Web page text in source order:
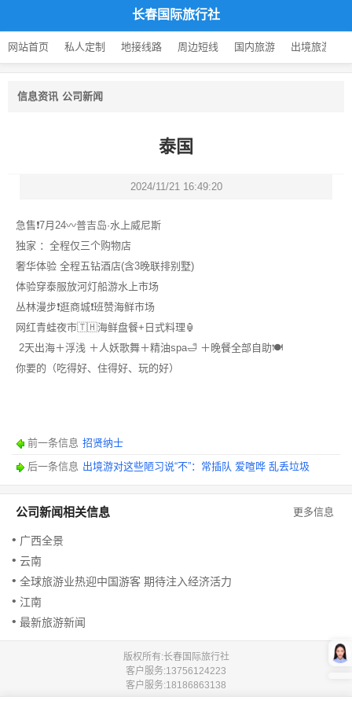
长春国际旅行社
网站首页 私人定制 地接线路 周边短线 国内旅游 出境旅游
信息资讯 公司新闻
泰国
2024/11/21 16:49:20
急售❗️7月24〰️普吉岛·水上威尼斯
独家 ：全程仅三个购物店
奢华体验 全程五钻酒店(含3晚联排别墅)
体验穿泰服放河灯船游水上市场
丛林漫步❗️逛商城❗️班赞海鲜市场
网红青蛙夜市🇹🇭海鲜盘餐+日式料理🏮
2天出海＋浮浅 ＋人妖歌舞＋精油spa🛁 ＋晚餐全部自助🍽️
你要的（吃得好、住得好、玩的好）
前一条信息 招贤纳士
后一条信息 出境游对这些陋习说“不”：常插队 爱喧哗 乱丢垃圾
更多信息
公司新闻相关信息
广西全景
云南
全球旅游业热迎中国游客 期待注入经济活力
江南
最新旅游新闻
版权所有:长春国际旅行社
客户服务:13756124223
客户服务:18186863138